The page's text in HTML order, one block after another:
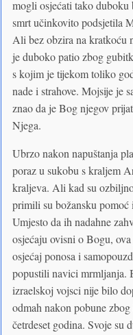
mogli osjećati tako
smrt učinkovito podsjetila
Ali bez obzira na kratkoću
je duboko patio zbog
s kojim je tijekom toliko
nade i strahove. Mojsije je
znao da je Bog njegov
Njega.
Ubrzo nakon napuštanja
poraz u sukobu s kraljem
kraljeva. Ali kad su
primili su božansku
Umjesto da ih nadahne
osjećaju ovisni o Bogu,
osjećaj ponosa i
popustili navici mrmljanja.
izraelskoj vojsci nije bilo
odmah nakon pobune
četrdeset godina. Svoje su